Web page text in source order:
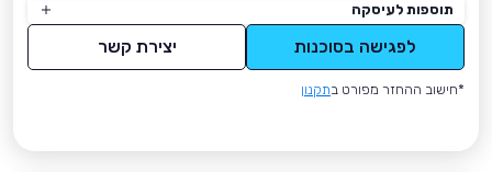
תוספות לעיסקה
לפגישה בסוכנות יצירת קשר
*חישוב ההחזר מפורט בתקנון